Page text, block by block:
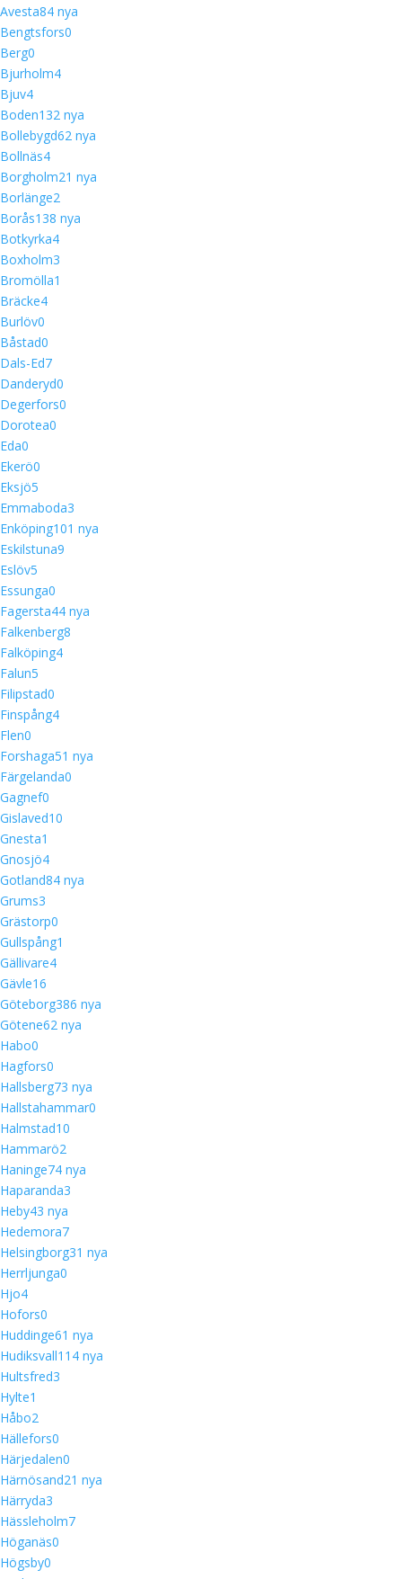
Avesta84 nya
Bengtsfors0
Berg0
Bjurholm4
Bjuv4
Boden132 nya
Bollebygd62 nya
Bollnäs4
Borgholm21 nya
Borlänge2
Borås138 nya
Botkyrka4
Boxholm3
Bromölla1
Bräcke4
Burlöv0
Båstad0
Dals-Ed7
Danderyd0
Degerfors0
Dorotea0
Eda0
Ekerö0
Eksjö5
Emmaboda3
Enköping101 nya
Eskilstuna9
Eslöv5
Essunga0
Fagersta44 nya
Falkenberg8
Falköping4
Falun5
Filipstad0
Finspång4
Flen0
Forshaga51 nya
Färgelanda0
Gagnef0
Gislaved10
Gnesta1
Gnosjö4
Gotland84 nya
Grums3
Grästorp0
Gullspång1
Gällivare4
Gävle16
Göteborg386 nya
Götene62 nya
Habo0
Hagfors0
Hallsberg73 nya
Hallstahammar0
Halmstad10
Hammarö2
Haninge74 nya
Haparanda3
Heby43 nya
Hedemora7
Helsingborg31 nya
Herrljunga0
Hjo4
Hofors0
Huddinge61 nya
Hudiksvall11 4 nya
Hultsfred3
Hylte1
Håbo2
Hällefors0
Härjedalen0
Härnösand21 nya
Härryda3
Hässleholm7
Höganäs0
Högsby0